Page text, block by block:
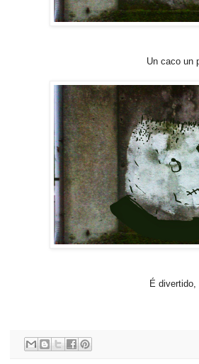
Un caco un
É divertido,